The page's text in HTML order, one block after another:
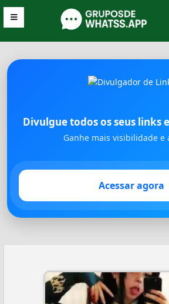
Divulgue todos os seus links
Ganhe mais visibilidade e
Acessar agora